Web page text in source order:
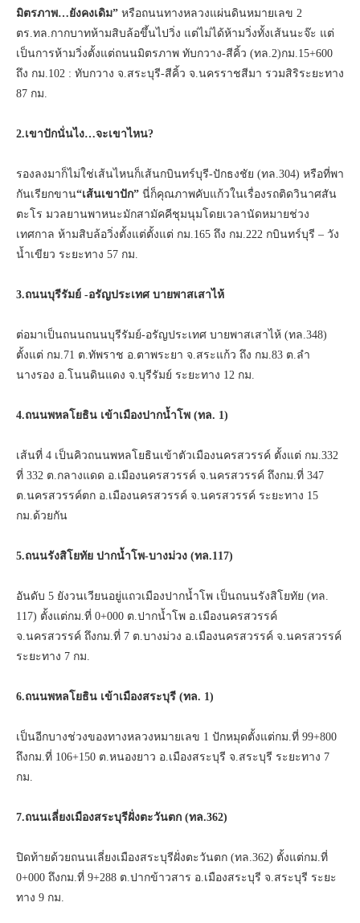
มิตรภาพ…ยังคงเดิม” หรือถนนทางหลวงแผ่นดินหมายเลข 2
ตร.ทล.กากบาทห้ามสิบล้อขึ้นไปวิ่ง แต่ไม่ได้ห้ามวิ่งทั้งเส้นนะจ๊ะ แต่
เป็นการห้ามวิ่งตั้งแต่ถนนมิตรภาพ ทับกวาง-สีคิ้ว (ทล.2)กม.15+600
ถึง กม.102 : ทับกวาง จ.สระบุรี-สีคิ้ว จ.นครราชสีมา รวมสิริระยะทาง
87 กม.
2.เขาปักนั่นไง…จะเขาไหน?
รองลงมาก็ไม่ใช่เส้นไหนก็เส้นกบินทร์บุรี-ปักธงชัย (ทล.304) หรือที่พา
กันเรียกขาน“เส้นเขาปัก” นี่ก็คุณภาพคับแก้วในเรื่องรถติดวินาศสัน
ตะโร มวลยานพาหนะมักสามัคคีชุมนุมโดยเวลานัดหมายช่วง
เทศกาล ห้ามสิบล้อวิ่งตั้งแต่ตั้งแต่ กม.165 ถึง กม.222 กบินทร์บุรี – วัง
น้ำเขียว ระยะทาง 57 กม.
3.ถนนบุรีรัมย์ -อรัญประเทศ บายพาสเสาไห้
ต่อมาเป็นถนนถนนบุรีรัมย์-อรัญประเทศ บายพาสเสาไห้ (ทล.348)
ตั้งแต่ กม.71 ต.ทัพราช อ.ตาพระยา จ.สระแก้ว ถึง กม.83 ต.ลำ
นางรอง อ.โนนดินแดง จ.บุรีรัมย์ ระยะทาง 12 กม.
4.ถนนพหลโยธิน เข้าเมืองปากน้ำโพ (ทล. 1)
เส้นที่ 4 เป็นคิวถนนพหลโยธินเข้าตัวเมืองนครสวรรค์ ตั้งแต่ กม.332
ที่ 332 ต.กลางแดด อ.เมืองนครสวรรค์ จ.นครสวรรค์ ถึงกม.ที่ 347
ต.นครสวรรค์ตก อ.เมืองนครสวรรค์ จ.นครสวรรค์ ระยะทาง 15
กม.ด้วยกัน
5.ถนนรังสิโยทัย ปากน้ำโพ-บางม่วง (ทล.117)
อันดับ 5 ยังวนเวียนอยู่แถวเมืองปากน้ำโพ เป็นถนนรังสิโยทัย (ทล.
117) ตั้งแต่กม.ที่ 0+000 ต.ปากน้ำโพ อ.เมืองนครสวรรค์
จ.นครสวรรค์ ถึงกม.ที่ 7 ต.บางม่วง อ.เมืองนครสวรรค์ จ.นครสวรรค์
ระยะทาง 7 กม.
6.ถนนพหลโยธิน เข้าเมืองสระบุรี (ทล. 1)
เป็นอีกบางช่วงของทางหลวงหมายเลข 1 ปักหมุดตั้งแต่กม.ที่ 99+800
ถึงกม.ที่ 106+150 ต.หนองยาว อ.เมืองสระบุรี จ.สระบุรี ระยะทาง 7
กม.
7.ถนนเลี่ยงเมืองสระบุรีฝั่งตะวันตก (ทล.362)
ปิดท้ายด้วยถนนเลี่ยงเมืองสระบุรีฝั่งตะวันตก (ทล.362) ตั้งแต่กม.ที่
0+000 ถึงกม.ที่ 9+288 ต.ปากข้าวสาร อ.เมืองสระบุรี จ.สระบุรี ระยะ
ทาง 9 กม.